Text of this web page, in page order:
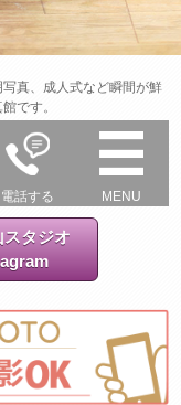
真、成人式など瞬間が鮮
です。
電話する MENU
スタジオ